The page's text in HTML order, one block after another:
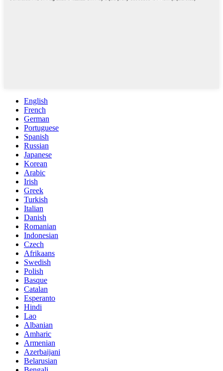
English
French
German
Portuguese
Spanish
Russian
Japanese
Korean
Arabic
Irish
Greek
Turkish
Italian
Danish
Romanian
Indonesian
Czech
Afrikaans
Swedish
Polish
Basque
Catalan
Esperanto
Hindi
Lao
Albanian
Amharic
Armenian
Azerbaijani
Belarusian